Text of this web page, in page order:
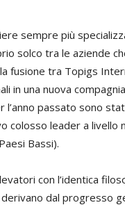
sempre più
solco tra le aziende
fusione tra Topigs
in una nuova
l’anno passato sono
colosso leader a livello
Bassi).
con l’identica
dal progresso